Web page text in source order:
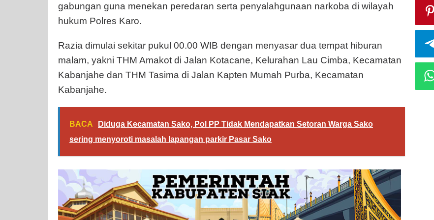
gabungan guna menekan peredaran serta penyalahgunaan narkoba di wilayah
hukum Polres Karo.
Razia dimulai sekitar pukul 00.00 WIB dengan menyasar dua tempat hiburan
malam, yakni THM Amakot di Jalan Kotacane, Kelurahan Lau Cimba, Kecamatan
Kabanjahe dan THM Tasima di Jalan Kapten Mumah Purba, Kecamatan
Kabanjahe.
BACA
Diduga Kecamatan Sako, Pol PP Tidak Mendapatkan Setoran Warga Sako
sering menyoroti masalah lapangan parkir Pasar Sako